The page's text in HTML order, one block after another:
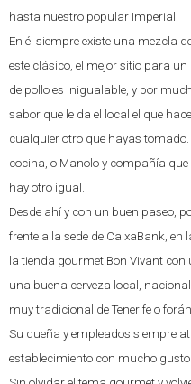
hasta nuestro popular Imperial.
En él siempre existe una mezcla
este clásico, el mejor sitio para
de pollo es inigualable, y por
sabor que le da el local el que
cualquier otro que hayas
cocina, o Manolo y compañía
hay otro igual.
Desde ahí y con un buen paseo,
frente a la sede de CaixaBank, en
la tienda gourmet Bon Vivant
una buena cerveza local,
muy tradicional de Tenerife o
Su dueña y empleados siempre
establecimiento con mucho gusto.